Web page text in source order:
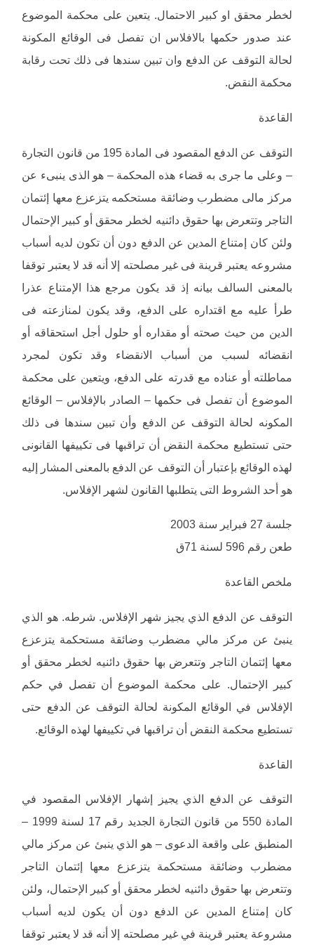
لخطر محقق او كبير الاحتمال. يتعين على محكمة الموضوع
عند صدور حكمها بالافلاس ان تفصل فى الوقائع المكونة
لحالة التوقف عن الدفع وان تبين سندها فى ذلك تحت رقابة
محكمة النقض.
القاعدة
التوقف عن الدفع المقصود فى المادة 195 من قانون التجارة
– وعلى ما جرى به قضاء هذه المحكمة – هو الذى ينبىء عن
مركز مالى مضطرب وضائقة مستحكمه يتزعزع معها إئتمان
التاجر وتتعرض بها حقوق دائنيه لخطر محقق أو كبير الإحتمال
ولئن كان إمتناع المدين عن الدفع دون أن تكون لديه أسباب
مشروعه يعتبر قرينة فى غير مصلحته إلا أنه قد لا يعتبر توقفا
بالمعنى السالف بيانه إذ قد يكون مرجع هذا الإمتناع عذرا
طرأ عليه مع اقتداره على الدفع، وقد يكون لمنازعته فى
الدين من حيث صحته أو مقداره أو حلول أجل استحقاقه أو
انقضائه لسبب من أسباب الانقضاء وقد تكون لمجرد
مماطلته أو عناده مع قدرته على الدفع، ويتعين على محكمة
الموضوع أن تفصل فى حكمها – الصادر بالإفلاس – الوقائع
المكونه لحالة التوقف عن الدفع وأن تبين سندها فى ذلك
حتى تستطيع محكمة النقض أن تراقبها فى تكييفها القانونى
لهذه الوقائع بإعتبار أن التوقف عن الدفع بالمعنى المشار إليه
هو أحد الشروط التى يتطلبها القانون لشهر الإفلاس.
جلسة 27 فبراير سنة 2003
طعن رقم 596 لسنة 71ق
ملخص القاعدة
التوقف عن الدفع الذي يجيز شهر الإفلاس. شرطه. هو الذي
ينبئ عن مركز مالي مضطرب وضائقة مستحكمة يتزعزع
معها إئتمان التاجر وتتعرض بها حقوق دائنيه لخطر محقق أو
كبير الإحتمال. على محكمة الموضوع أن تفصل في حكم
الإفلاس في الوقائع المكونة لحالة التوقف عن الدفع حتى
تستطيع محكمة النقض أن تراقبها في تكييفها لهذه الوقائع.
القاعدة
التوقف عن الدفع الذي يجيز إشهار الإفلاس المقصود في
المادة 550 من قانون التجارة الجديد رقم 17 لسنة 1999 –
المنطبق على واقعة الدعوى – هو الذي ينبئ عن مركز مالي
مضطرب وضائقة مستحكمة يتزعزع معها إئتمان التاجر
وتتعرض بها حقوق دائنيه لخطر محقق أو كبير الإحتمال، ولئن
كان إمتناع المدين عن الدفع دون أن يكون لديه أسباب
مشروعة يعتبر قرينة في غير مصلحته إلا أنه قد لا يعتبر توقفا